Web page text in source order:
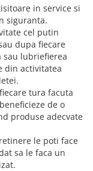
in service si
siguranta.
cel putin
dupa fiecare
sau lubriefierea
din activitatea
tura facuta
de o
produse adecvate
le poti face
sa le faca un